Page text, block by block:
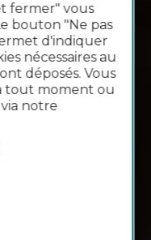
fermer" vous
bouton "Ne pas
d'indiquer
nécessaires au
déposés. Vous
tout moment ou
notre